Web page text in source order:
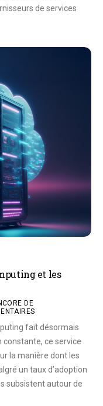
de services
et les
DE
fait désormais
constante, ce service
la manière dont les
un taux d’adoption
subsistent autour de